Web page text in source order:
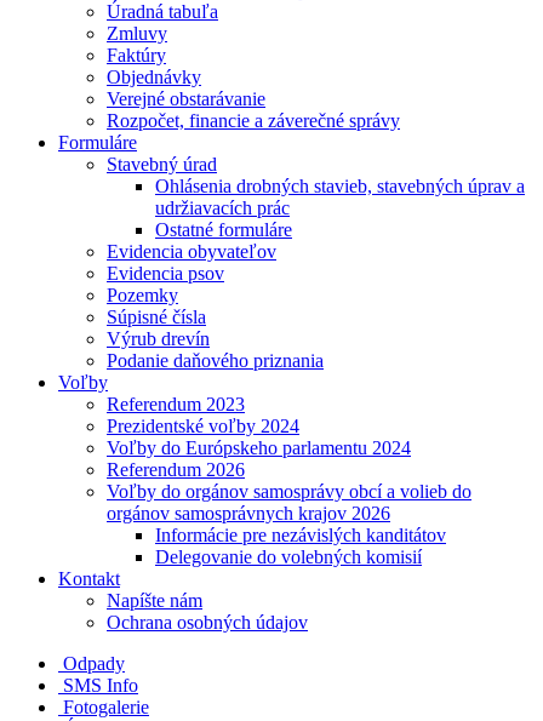
Úradná tabuľa
Zmluvy
Faktúry
Objednávky
Verejné obstarávanie
Rozpočet, financie a záverečné správy
Formuláre
Stavebný úrad
Ohlásenia drobných stavieb, stavebných úprav a
udržiavacích prác
Ostatné formuláre
Evidencia obyvateľov
Evidencia psov
Pozemky
Súpisné čísla
Výrub drevín
Podanie daňového priznania
Voľby
Referendum 2023
Prezidentské voľby 2024
Voľby do Európskeho parlamentu 2024
Referendum 2026
Voľby do orgánov samosprávy obcí a volieb do
orgánov samosprávnych krajov 2026
Informácie pre nezávislých kanditátov
Delegovanie do volebných komisií
Kontakt
Napíšte nám
Ochrana osobných údajov
Odpady
SMS Info
Fotogalerie